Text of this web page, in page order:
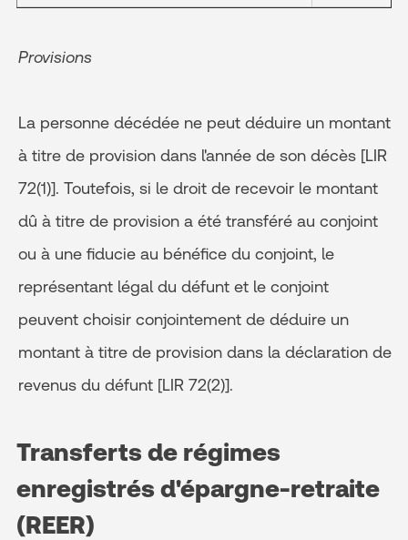
Provisions
La personne décédée ne peut déduire un montant
à titre de provision dans l'année de son décès [LIR
72(1)]. Toutefois, si le droit de recevoir le montant
dû à titre de provision a été transféré au conjoint
ou à une fiducie au bénéfice du conjoint, le
représentant légal du défunt et le conjoint
peuvent choisir conjointement de déduire un
montant à titre de provision dans la déclaration de
revenus du défunt [LIR 72(2)].
Transferts de régimes
enregistrés d'épargne-retraite
(REER)